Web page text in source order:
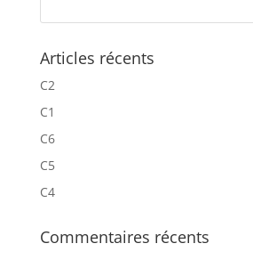
Articles récents
C2
C1
C6
C5
C4
Commentaires récents